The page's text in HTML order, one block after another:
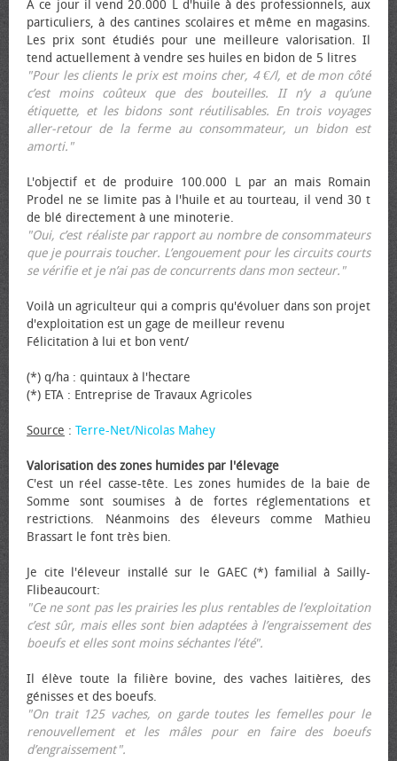
A ce jour il vend 20.000 L d'huile à des professionnels, aux
particuliers, à des cantines scolaires et même en magasins.
Les prix sont étudiés pour une meilleure valorisation. Il
tend actuellement à vendre ses huiles en bidon de 5 litres
"Pour les clients le prix est moins cher, 4 €/l, et de mon côté
c’est moins coûteux que des bouteilles. II n’y a qu’une
étiquette, et les bidons sont réutilisables. En trois voyages
aller-retour de la ferme au consommateur, un bidon est
amorti."
L'objectif et de produire 100.000 L par an mais Romain
Prodel ne se limite pas à l'huile et au tourteau, il vend 30 t
de blé directement à une minoterie.
"Oui, c’est réaliste par rapport au nombre de consommateurs
que je pourrais toucher. L’engouement pour les circuits courts
se vérifie et je n’ai pas de concurrents dans mon secteur."
Voilà un agriculteur qui a compris qu'évoluer dans son projet
d'exploitation est un gage de meilleur revenu
Félicitation à lui et bon vent/
(*) q/ha : quintaux à l'hectare
(*) ETA : Entreprise de Travaux Agricoles
Source : Terre-Net/Nicolas Mahey
Valorisation des zones humides par l'élevage
C'est un réel casse-tête. Les zones humides de la baie de
Somme sont soumises à de fortes réglementations et
restrictions. Néanmoins des éleveurs comme Mathieu
Brassart le font très bien.
Je cite l'éleveur installé sur le GAEC (*) familial à Sailly-
Flibeaucourt:
"Ce ne sont pas les prairies les plus rentables de l’exploitation
c’est sûr, mais elles sont bien adaptées à l’engraissement des
bœufs et elles sont moins séchantes l’été".
Il élève toute la filière bovine, des vaches laitières, des
génisses et des bœufs.
"On trait 125 vaches, on garde toutes les femelles pour le
renouvellement et les mâles pour en faire des bœufs
d’engraissement".